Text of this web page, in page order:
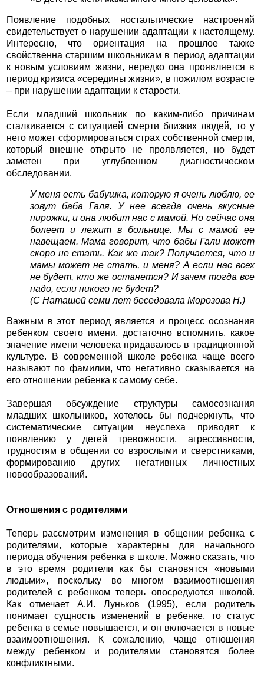
Появление подобных ностальгические настроений
свидетельствует о нарушении адаптации к настоящему.
Интересно, что ориентация на прошлое также
свойственна старшим школьникам в период адаптации
к новым условиям жизни, нередко она проявляется в
период кризиса «середины жизни», в пожилом возрасте
– при нарушении адаптации к старости.
Если младший школьник по каким-либо причинам
сталкивается с ситуацией смерти близких людей, то у
него может сформироваться страх собственной смерти,
который внешне открыто не проявляется, но будет
заметен при углубленном диагностическом
обследовании.
У меня есть бабушка, которую я очень люблю, ее
зовут баба Галя. У нее всегда очень вкусные
пирожки, и она любит нас с мамой. Но сейчас она
болеет и лежит в больнице. Мы с мамой ее
навещаем. Мама говорит, что бабы Гали может
скоро не стать. Как же так? Получается, что и
мамы может не стать, и меня? А если нас всех
не будет, кто же останется? И зачем тогда все
надо, если никого не будет?
(С Наташей семи лет беседовала Морозова Н.)
Важным в этот период является и процесс осознания
ребенком своего имени, достаточно вспомнить, какое
значение имени человека придавалось в традиционной
культуре. В современной школе ребенка чаще всего
называют по фамилии, что негативно сказывается на
его отношении ребенка к самому себе.
Завершая обсуждение структуры самосознания
младших школьников, хотелось бы подчеркнуть, что
систематические ситуации неуспеха приводят к
появлению у детей тревожности, агрессивности,
трудностям в общении со взрослыми и сверстниками,
формированию других негативных личностных
новообразований.
Отношения с родителями
Теперь рассмотрим изменения в общении ребенка с
родителями, которые характерны для начального
периода обучения ребенка в школе. Можно сказать, что
в это время родители как бы становятся «новыми
людьми», поскольку во многом взаимоотношения
родителей с ребенком теперь опосредуются школой.
Как отмечает А.И. Луньков (1995), если родитель
понимает сущность изменений в ребенке, то статус
ребенка в семье повышается, и он включается в новые
взаимоотношения. К сожалению, чаще отношения
между ребенком и родителями становятся более
конфликтными.